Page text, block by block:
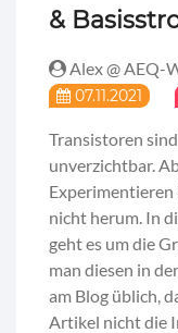
&
Alex @ AEQ-
07.11.2021
Transistoren
unverzichtbar.
Experimentieren
nicht herum. In
geht es um die
man diesen in
am Blog üblich,
Artikel nicht die